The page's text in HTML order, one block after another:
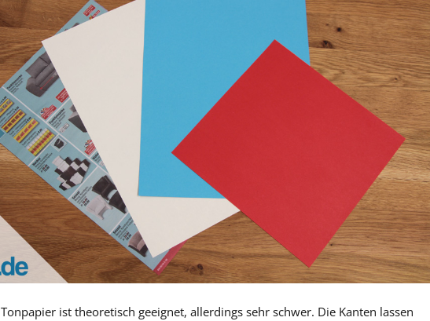
Tonpapier ist theoretisch geeignet, allerdings sehr schwer. Die Kanten lassen